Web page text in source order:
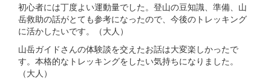
初心者には丁度よい運動量でした。登山の豆知識、準備、山
岳救助の話がとても参考になったので、今後のトレッキング
に活かしたいです。（大人）
山岳ガイドさんの体験談を交えたお話は大変楽しかったで
す。本格的なトレッキングをしたい気持ちになりました。
（大人）